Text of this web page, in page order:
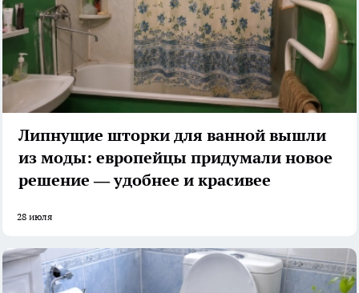
Липнущие шторки для ванной вышли
из моды: европейцы придумали новое
решение — удобнее и красивее
28 июля